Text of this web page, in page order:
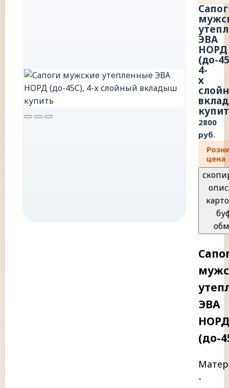
ЭВА
НОРД
(до-
4-
х
2800
руб.
цена
ЭВА
(до-
-